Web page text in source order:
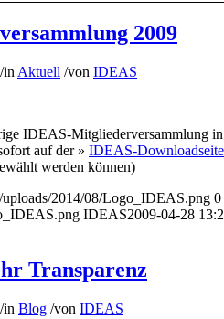
2009
/in Aktuell /von IDEAS
IDEAS-Mitgliederversammlung in
auf der » IDEAS-Downloadseite
werden können)
2014/08/Logo_IDEAS.png 0
IDEAS2009-04-28
Transparenz
/in Blog /von IDEAS